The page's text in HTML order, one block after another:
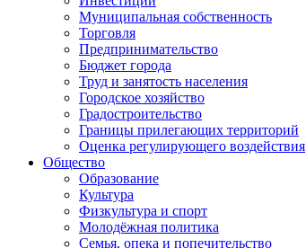
Муниципальная собственность
Торговля
Предпринимательство
Бюджет города
Труд и занятость населения
Городское хозяйство
Градостроительство
Границы прилегающих территорий
Оценка регулирующего воздействия
Общество
Образование
Культура
Физкультура и спорт
Молодёжная политика
Семья, опека и попечительство